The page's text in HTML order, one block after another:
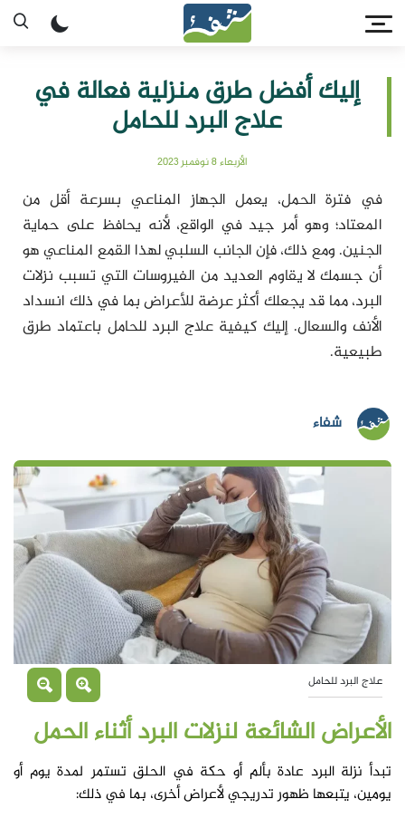
إليك أفضل طرق منزلية فعالة في
علاج البرد للحامل
الأربعاء 8 نوفمبر 2023
في فترة الحمل، يعمل الجهاز المناعي بسرعة أقل من
المعتاد؛ وهو أمر جيد في الواقع، لأنه يحافظ على حماية
الجنين. ومع ذلك، فإن الجانب السلبي لهذا القمع المناعي هو
أن جسمك لا يقاوم العديد من الفيروسات التي تسبب نزلات
البرد، مما قد يجعلك أكثر عرضة للأعراض بما في ذلك انسداد
الأنف والسعال. إليك كيفية علاج البرد للحامل باعتماد طرق
طبيعية.
شفاء
علاج البرد للحامل
الأعراض الشائعة لنزلات البرد أثناء الحمل
تبدأ نزلة البرد عادة بألم أو حكة في الحلق تستمر لمدة يوم أو
يومين، يتبعها ظهور تدريجي لأعراض أخرى، بما في ذلك: